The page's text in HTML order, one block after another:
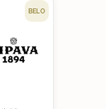
BELO